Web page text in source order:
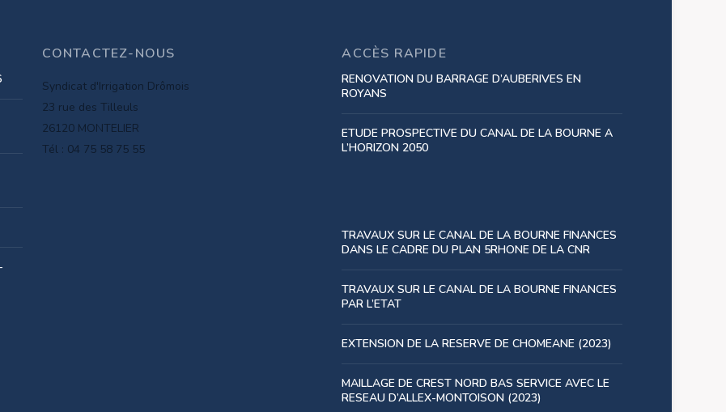
CONTACTEZ-NOUS
Syndicat d'Irrigation Drômois
23 rue des Tilleuls
26120 MONTELIER
Tél : 04 75 58 75 55
ACCÈS RAPIDE
RENOVATION DU BARRAGE D’AUBERIVES EN
ROYANS
ETUDE PROSPECTIVE DU CANAL DE LA BOURNE A
L’HORIZON 2050
TRAVAUX SUR LE CANAL DE LA BOURNE FINANCES
DANS LE CADRE DU PLAN 5RHONE DE LA CNR
TRAVAUX SUR LE CANAL DE LA BOURNE FINANCES
PAR L’ETAT
EXTENSION DE LA RESERVE DE CHOMEANE (2023)
MAILLAGE DE CREST NORD BAS SERVICE AVEC LE
RESEAU D’ALLEX-MONTOISON (2023)